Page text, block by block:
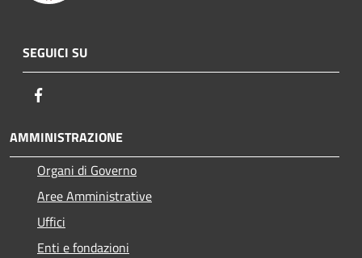
SEGUICI SU
AMMINISTRAZIONE
Organi di Governo
Aree Amministrative
Uffici
Enti e fondazioni